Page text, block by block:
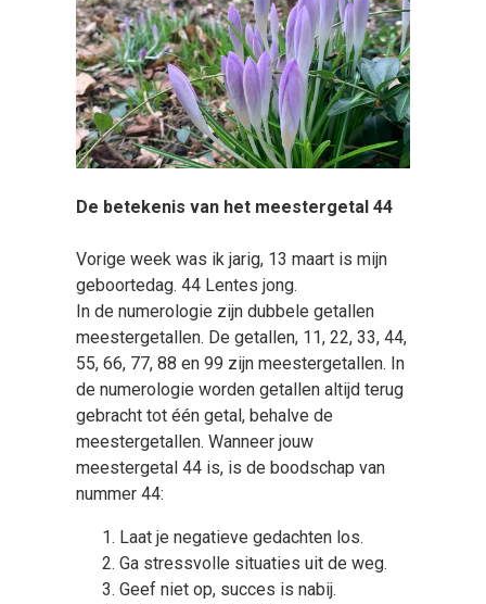
De betekenis van het meestergetal 44
Vorige week was ik jarig, 13 maart is mijn
geboortedag. 44 Lentes jong.
In de numerologie zijn dubbele getallen
meestergetallen. De getallen, 11, 22, 33, 44,
55, 66, 77, 88 en 99 zijn meestergetallen. In
de numerologie worden getallen altijd terug
gebracht tot één getal, behalve de
meestergetallen. Wanneer jouw
meestergetal 44 is, is de boodschap van
nummer 44:
Laat je negatieve gedachten los.
Ga stressvolle situaties uit de weg.
Geef niet op, succes is nabij.